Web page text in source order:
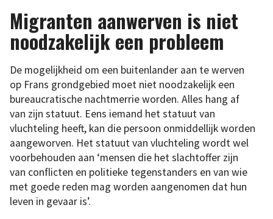
Migranten aanwerven is niet
noodzakelijk een probleem
De mogelijkheid om een buitenlander aan te werven
op Frans grondgebied moet niet noodzakelijk een
bureaucratische nachtmerrie worden. Alles hang af
van zijn statuut. Eens iemand het statuut van
vluchteling heeft, kan die persoon onmiddellijk worden
aangeworven. Het statuut van vluchteling wordt wel
voorbehouden aan ‘mensen die het slachtoffer zijn
van conflicten en politieke tegenstanders en van wie
met goede reden mag worden aangenomen dat hun
leven in gevaar is’.